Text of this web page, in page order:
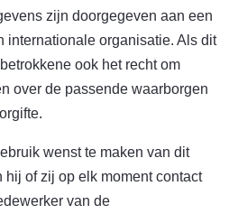
zijn doorgegeven aan een
internationale organisatie. Als dit
ook het recht om
over de passende waarborgen
wenst te maken van dit
hij of zij op elk moment contact
van de